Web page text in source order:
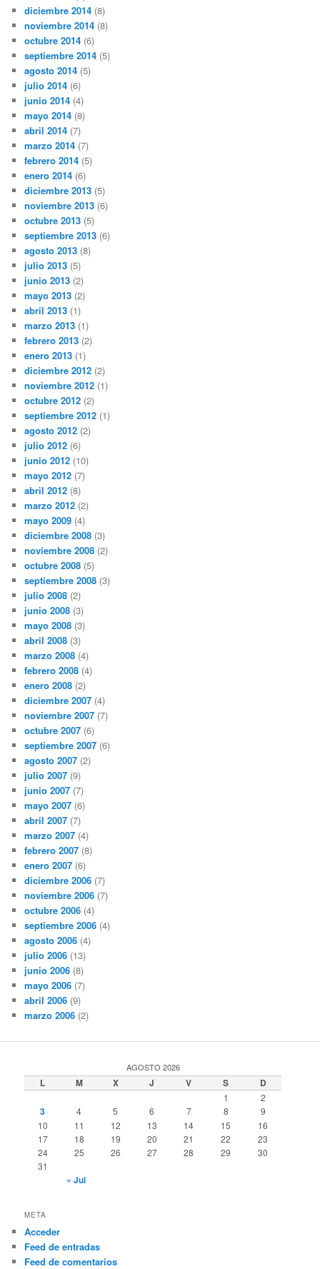
diciembre 2014 (8)
noviembre 2014 (8)
octubre 2014 (6)
septiembre 2014 (5)
agosto 2014 (5)
julio 2014 (6)
junio 2014 (4)
mayo 2014 (8)
abril 2014 (7)
marzo 2014 (7)
febrero 2014 (5)
enero 2014 (6)
diciembre 2013 (5)
noviembre 2013 (6)
octubre 2013 (5)
septiembre 2013 (6)
agosto 2013 (8)
julio 2013 (5)
junio 2013 (2)
mayo 2013 (2)
abril 2013 (1)
marzo 2013 (1)
febrero 2013 (2)
enero 2013 (1)
diciembre 2012 (2)
noviembre 2012 (1)
octubre 2012 (2)
septiembre 2012 (1)
agosto 2012 (2)
julio 2012 (6)
junio 2012 (10)
mayo 2012 (7)
abril 2012 (8)
marzo 2012 (2)
mayo 2009 (4)
diciembre 2008 (3)
noviembre 2008 (2)
octubre 2008 (5)
septiembre 2008 (3)
julio 2008 (2)
junio 2008 (3)
mayo 2008 (3)
abril 2008 (3)
marzo 2008 (4)
febrero 2008 (4)
enero 2008 (2)
diciembre 2007 (4)
noviembre 2007 (7)
octubre 2007 (6)
septiembre 2007 (6)
agosto 2007 (2)
julio 2007 (9)
junio 2007 (7)
mayo 2007 (6)
abril 2007 (7)
marzo 2007 (4)
febrero 2007 (8)
enero 2007 (6)
diciembre 2006 (7)
noviembre 2006 (7)
octubre 2006 (4)
septiembre 2006 (4)
agosto 2006 (4)
julio 2006 (13)
junio 2006 (8)
mayo 2006 (7)
abril 2006 (9)
marzo 2006 (2)
AGOSTO 2026
L M X J V S D
1 2
3 4 5 6 7 8
9
10
11 12 13 14 15
16
17
18 19 20 21 22
23
24
25 26 27 28 29
30
31
« Jul
META
Acceder
Feed de entradas
Feed de comentarios